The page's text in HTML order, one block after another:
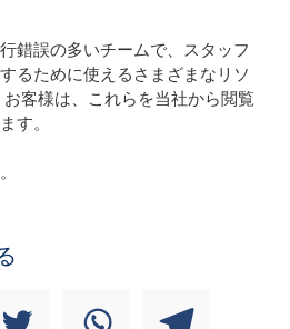
錯誤の多いチームで、スタッフ
るために使えるさまざまなリソ
客様は、これらを当社から閲覧
す。